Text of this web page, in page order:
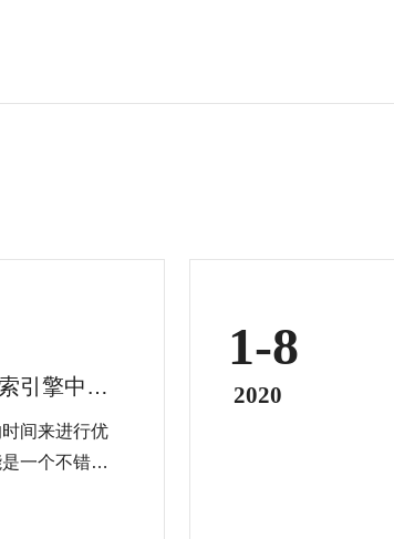
引擎中的
间来进行优
一个不错的
1-8
2020